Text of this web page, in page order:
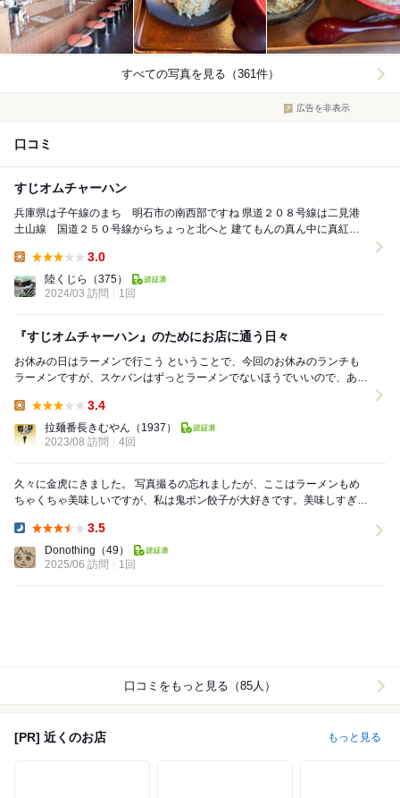
すべての写真を見る（361件）
広告を非表示
口コミ
すじオムチャーハン
兵庫県は子午線のまち 明石市の南西部ですね 県道２０８号線は二見港
土山線 国道２５０号線からちょっと北へと 建てもんの真ん中に真紅の
3.0
陸くじら
（375）
2024/03 訪問
1回
『すじオムチャーハン』のためにお店に通う日々
お休みの日はラーメンで行こう ということで、今回のお休みのランチも
ラーメンですが、スケバンはずっとラーメンでないほうでいいので、あの
3.4
拉麺番長きむやん （1937）
2023/08 訪問
4回
久々に金虎にきました。 写真撮るの忘れましたが、ここはラーメンもめ
ちゃくちゃ美味しいですが、私は鬼ポン餃子が大好きです。美味しすぎて
3.5
Donothing （49）
2025/06 訪問
1回
口コミをもっと見る（85人）
[PR] 近くのお店 もっと見る